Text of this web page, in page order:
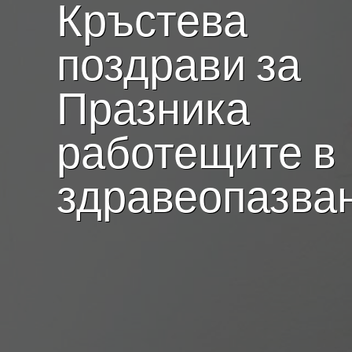
Кръстева
поздрави за
Празника
работещите в